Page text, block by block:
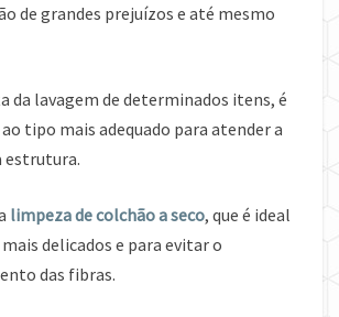
de grandes prejuízos e até mesmo
da lavagem de determinados itens, é
tipo mais adequado para atender a
estrutura.
limpeza de colchão a seco, que é ideal
delicados e para evitar o
das fibras.